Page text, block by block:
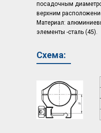
посадочным
верхним
Материал:
элементы -сталь (45).
Схема: